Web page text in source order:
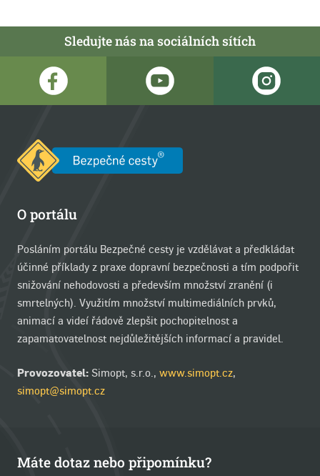
Sledujte nás na sociálních sítích
O portálu
Posláním portálu Bezpečné cesty je vzdělávat a předkládat
účinné příklady z praxe dopravní bezpečnosti a tím podpořit
snižování nehodovosti a především množství zranění (i
smrtelných). Využitím množství multimediálních prvků,
animací a videí řádově zlepšit pochopitelnost a
zapamatovatelnost nejdůležitějších informací a pravidel.
Provozovatel: Simopt, s.r.o., www.simopt.cz,
simopt@simopt.cz
Máte dotaz nebo připomínku?